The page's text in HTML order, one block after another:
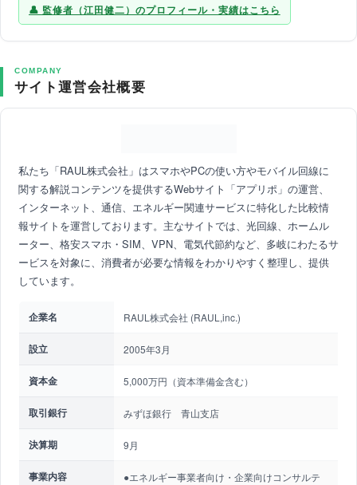
監修者（江田健二）のプロフィール・実績はこちら
COMPANY
サイト運営会社概要
私たち「RAUL株式会社」はスマホやPCの使い方やモバイル回線に
関する解説コンテンツを提供するWebサイト「アプリポ」の運営、
インターネット、通信、エネルギー関連サービスに特化した比較情
報サイトを運営しております。主なサイトでは、光回線、ホームル
ーター、格安スマホ・SIM、VPN、電気代節約など、多岐にわたるサ
ービスを対象に、消費者が必要な情報をわかりやすく整理し、提供
しています。
企業名 RAUL株式会社 (RAUL,inc.)
設立 2005年3月
資本金 5,000万円（資本準備金含む）
取引銀行 みずほ銀行 青山支店
決算期 9月
事業内容
●エネルギー事業者向け・企業向けコンサルテ